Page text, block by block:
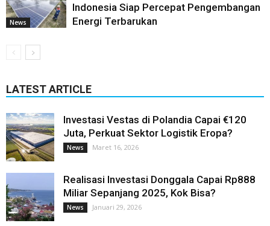
News
Indonesia Siap Percepat Pengembangan
Energi Terbarukan
LATEST ARTICLE
Investasi Vestas di Polandia Capai €120
Juta, Perkuat Sektor Logistik Eropa?
News Maret 16, 2026
Realisasi Investasi Donggala Capai Rp888
Miliar Sepanjang 2025, Kok Bisa?
News Januari 29, 2026